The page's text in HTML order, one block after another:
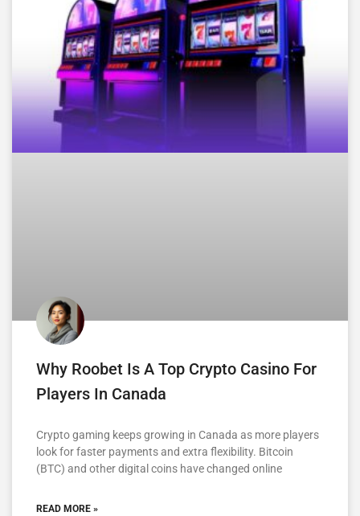
Why Roobet Is A Top Crypto Casino For
Players In Canada
Crypto gaming keeps growing in Canada as more players
look for faster payments and extra flexibility. Bitcoin
(BTC) and other digital coins have changed online
READ MORE »